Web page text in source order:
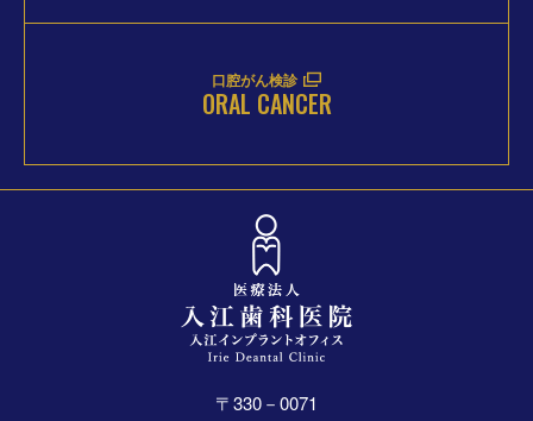
口腔がん検診
ORAL CANCER
〒330－0071